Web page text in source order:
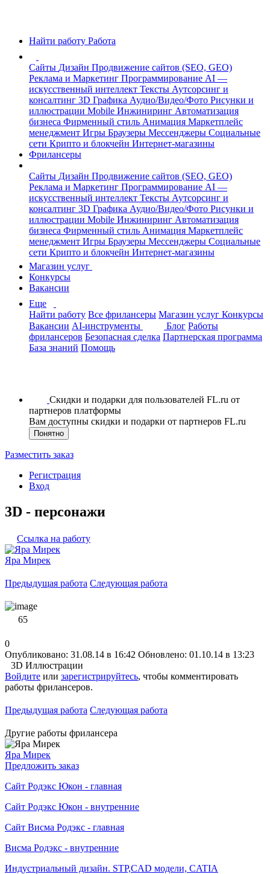
Найти работу Работа
Сайты Дизайн Продвижение сайтов (SEO, GEO)
Реклама и Маркетинг Программирование AI —
искусственный интеллект Тексты Аутсорсинг и
консалтинг 3D Графика Аудио/Видео/Фото Рисунки и
иллюстрации Mobile Инжиниринг Автоматизация
бизнеса Фирменный стиль Анимация Маркетплейс
менеджмент Игры Браузеры Мессенджеры Социальные
сети Крипто и блокчейн Интернет-магазины
Фрилансеры
Сайты Дизайн Продвижение сайтов (SEO, GEO)
Реклама и Маркетинг Программирование AI —
искусственный интеллект Тексты Аутсорсинг и
консалтинг 3D Графика Аудио/Видео/Фото Рисунки и
иллюстрации Mobile Инжиниринг Автоматизация
бизнеса Фирменный стиль Анимация Маркетплейс
менеджмент Игры Браузеры Мессенджеры Социальные
сети Крипто и блокчейн Интернет-магазины
Магазин услуг
Конкурсы
Вакансии
Еще
Найти работу Все фрилансеры Магазин услуг Конкурсы
Вакансии AI-инструменты Блог Работы
фрилансеров Безопасная сделка Партнерская программа
База знаний Помощь
Скидки и подарки для пользователей FL.ru от
партнеров платформы
Вам доступны скидки и подарки от партнеров FL.ru
Понятно
Разместить заказ
Регистрация
Вход
3D - персонажи
Ссылка на работу
Яра Мирек
Предыдущая работа Следующая работа
65
0
Опубликовано: 31.08.14 в 16:42 Обновлено: 01.10.14 в 13:23
3D Иллюстрации
Войдите или зарегистрируйтесь, чтобы комментировать
работы фрилансеров.
Предыдущая работа Следующая работа
Другие работы фрилансера
Яра Мирек
Предложить заказ
Сайт Родэкс Юкон - главная
Сайт Родэкс Юкон - внутренние
Сайт Висма Родэкс - главная
Висма Родэкс - внутренние
Индустриальный дизайн. STP,CAD модели, CATIA